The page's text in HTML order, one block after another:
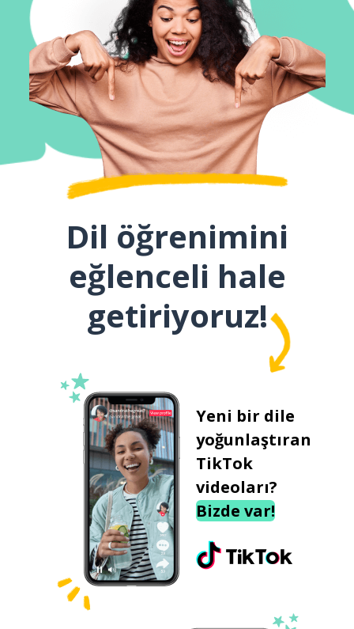
Dil öğrenimini
eğlenceli hale
getiriyoruz!
Yeni bir dile
yoğunlaştıran
TikTok
videoları?
Bizde var!